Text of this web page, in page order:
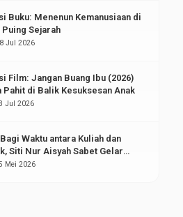
Buku: Menenun Kemanusiaan di
Puing Sejarah
Jul 2026
Film: Jangan Buang Ibu (2026)
Pahit di Balik Kesuksesan Anak
Jul 2026
Waktu antara Kuliah dan
Siti Nur Aisyah Sabet Gelar
Terbaik
Mei 2026